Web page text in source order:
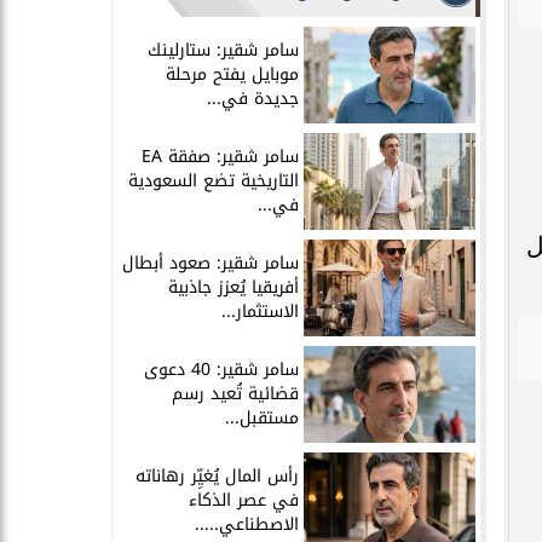
سامر شقير: ستارلينك
موبايل يفتح مرحلة
جديدة في...
سامر شقير: صفقة EA
التاريخية تضع السعودية
في...
سامر شقير: صعود أبطال
أفريقيا يُعزز جاذبية
الاستثمار...
سامر شقير: 40 دعوى
قضائية تُعيد رسم
مستقبل...
رأس المال يُغيِّر رهاناته
في عصر الذكاء
الاصطناعي.....